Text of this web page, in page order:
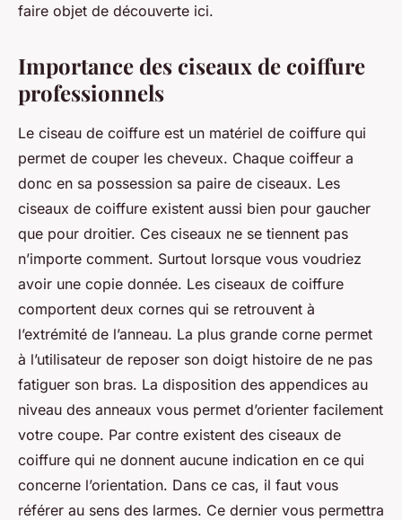
faire objet de découverte ici.
Importance des ciseaux de coiffure
professionnels
Le ciseau de coiffure est un matériel de coiffure qui
permet de couper les cheveux. Chaque coiffeur a
donc en sa possession sa paire de ciseaux. Les
ciseaux de coiffure existent aussi bien pour gaucher
que pour droitier. Ces ciseaux ne se tiennent pas
n’importe comment. Surtout lorsque vous voudriez
avoir une copie donnée. Les ciseaux de coiffure
comportent deux cornes qui se retrouvent à
l’extrémité de l’anneau. La plus grande corne permet
à l’utilisateur de reposer son doigt histoire de ne pas
fatiguer son bras. La disposition des appendices au
niveau des anneaux vous permet d’orienter facilement
votre coupe. Par contre existent des ciseaux de
coiffure qui ne donnent aucune indication en ce qui
concerne l’orientation. Dans ce cas, il faut vous
référer au sens des larmes. Ce dernier vous permettra